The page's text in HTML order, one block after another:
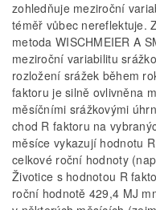
zohledňuje meziroční
téměř vůbec nereflektuje.
metoda WISCHMEIER A
meziroční variabilitu
rozložení srážek během
faktoru je silně ovlivněna
měsíčními srážkovými
chod R faktoru na
měsíce vykazují hodnotu
celkové roční hodnoty
Životice s hodnotou R
roční hodnotě 429,4 MJ